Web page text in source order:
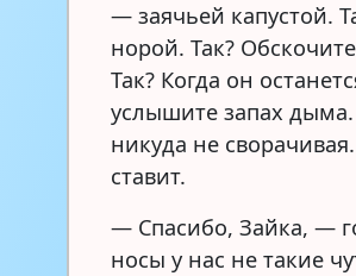
— заячьей капустой.
норой. Так?
Так? Когда он
услышите запах
никуда не
ставит.
— Спасибо, Зайка, —
носы у нас не такие